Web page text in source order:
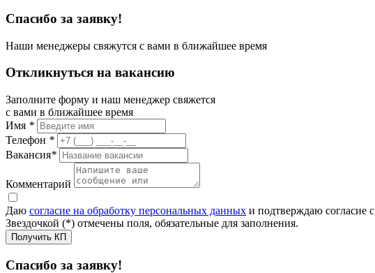
Спасибо за заявку!
Наши менеджеры свяжутся с вами в ближайшее время
Откликнуться на вакансию
Заполните форму и наш менеджер свяжется
с вами в ближайшее время
Имя *
Телефон *
Вакансия*
Комментарий
Даю согласие на обработку персональных данных и подтверждаю согласие с
Звездочкой (*) отмечены поля, обязательные для заполнения.
Получить КП
Спасибо за заявку!